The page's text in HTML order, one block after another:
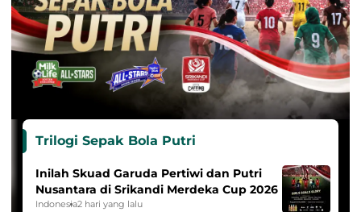
Trilogi Sepak Bola Putri
Inilah Skuad Garuda Pertiwi dan Putri
Nusantara di Srikandi Merdeka Cup 2026
Indonesia2 hari yang lalu